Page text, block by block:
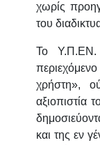
χωρίς
του
Το Υ.Π.ΕΝ.
χρήστη»,
αξιοπιστία
και της εν